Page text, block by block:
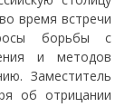
время встречи
борьбы с
и методов
Заместитель
об отрицании